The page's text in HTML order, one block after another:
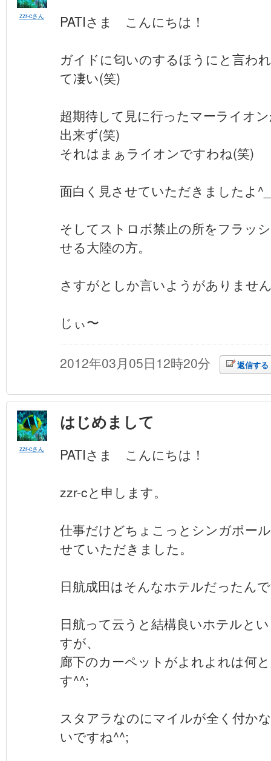
zzr-cさん PATIさま こんにちは！
ガイドに匂いのするほうにと言わ
て凄い(笑)
超期待して見に行ったマーライオ
出来ず(笑)
それはまぁライオンですわね(笑)
面白く見させていただきましたよ
そしてストロボ禁止の所をフラッ
せる大陸の方。
さすがとしか言いようがありませ
じぃ〜
2012年03月05日12時20分 返信する
zzr-cさん
はじめまして
PATIさま こんにちは！
zzr-cと申します。
仕事だけどちょこっとシンガポー
せていただきました。
日航成田はそんなホテルだったん
日航って云うと結構良いホテルと
すが、
廊下のカーペットがよれよれは何
す^^;
スタアラなのにマイルが全く付か
いですね^^;